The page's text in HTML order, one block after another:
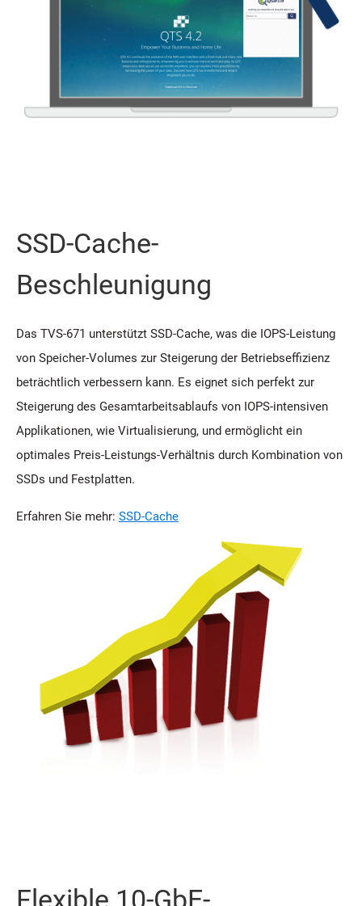
SSD-Cache-
Beschleunigung
Das TVS-671 unterstützt SSD-Cache, was die IOPS-Leistung
von Speicher-Volumes zur Steigerung der Betriebseffizienz
beträchtlich verbessern kann. Es eignet sich perfekt zur
Steigerung des Gesamtarbeitsablaufs von IOPS-intensiven
Applikationen, wie Virtualisierung, und ermöglicht ein
optimales Preis-Leistungs-Verhältnis durch Kombination von
SSDs und Festplatten.
Erfahren Sie mehr: SSD-Cache